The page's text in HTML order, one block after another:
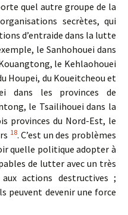
quel autre groupe de la
secrètes, qui
d’entraide dans la lutte
le Sanhohouei dans
le Kehlaohouei
Houpei, du Koueitcheou et
dans les provinces de
le Tsailihouei dans la
provinces du Nord-Est, le
18. C’est un des problèmes
quelle politique adopter à
de lutter avec un très
actions destructives ;
peuvent devenir une force